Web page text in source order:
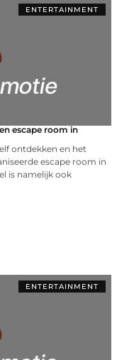
ENTERTAINMENT
escape room in
ontdekken en het
escape room in
is namelijk ook
ENTERTAINMENT